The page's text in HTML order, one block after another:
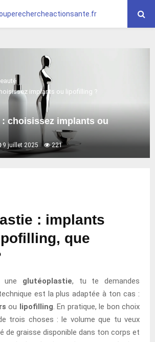
implants ou lipofilling ?
choisissez implants ou
9 juillet 2025 221
: implants
que
une glutéoplastie, tu te demandes
est la plus adaptée à ton cas :
ou lipofilling . En pratique, le bon choix
trois choses : le volume que tu veux
de graisse disponible dans ton corps et